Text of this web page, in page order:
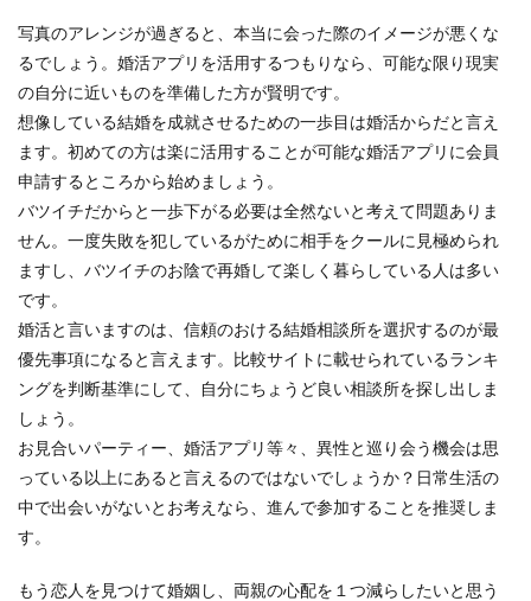
写真のアレンジが過ぎると、本当に会った際のイメージが悪くな
るでしょう。婚活アプリを活用するつもりなら、可能な限り現実
の自分に近いものを準備した方が賢明です。
想像している結婚を成就させるための一歩目は婚活からだと言え
ます。初めての方は楽に活用することが可能な婚活アプリに会員
申請するところから始めましょう。
バツイチだからと一歩下がる必要は全然ないと考えて問題ありま
せん。一度失敗を犯しているがために相手をクールに見極められ
ますし、バツイチのお陰で再婚して楽しく暮らしている人は多い
です。
婚活と言いますのは、信頼のおける結婚相談所を選択するのが最
優先事項になると言えます。比較サイトに載せられているランキ
ングを判断基準にして、自分にちょうど良い相談所を探し出しま
しょう。
お見合いパーティー、婚活アプリ等々、異性と巡り会う機会は思
っている以上にあると言えるのではないでしょうか？日常生活の
中で出会いがないとお考えなら、進んで参加することを推奨しま
す。
もう恋人を見つけて婚姻し、両親の心配を１つ減らしたいと思う